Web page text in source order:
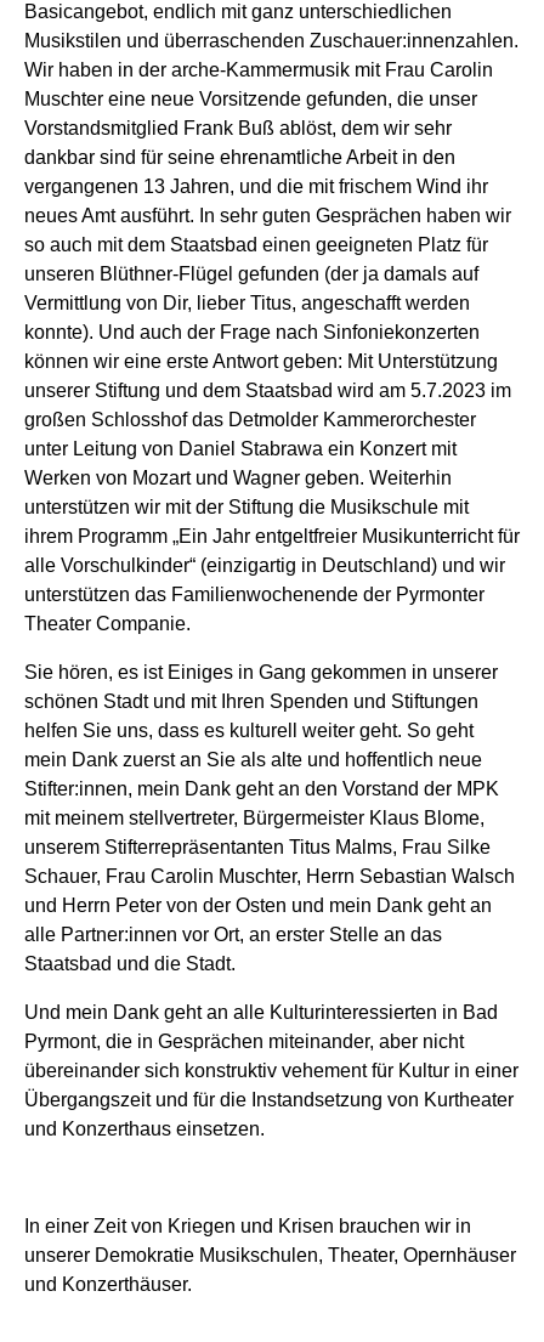
Basicangebot, endlich mit ganz unterschiedlichen
Musikstilen und überraschenden Zuschauer:innenzahlen.
Wir haben in der arche-Kammermusik mit Frau Carolin
Muschter eine neue Vorsitzende gefunden, die unser
Vorstandsmitglied Frank Buß ablöst, dem wir sehr
dankbar sind für seine ehrenamtliche Arbeit in den
vergangenen 13 Jahren, und die mit frischem Wind ihr
neues Amt ausführt. In sehr guten Gesprächen haben wir
so auch mit dem Staatsbad einen geeigneten Platz für
unseren Blüthner-Flügel gefunden (der ja damals auf
Vermittlung von Dir, lieber Titus, angeschafft werden
konnte). Und auch der Frage nach Sinfoniekonzerten
können wir eine erste Antwort geben: Mit Unterstützung
unserer Stiftung und dem Staatsbad wird am 5.7.2023 im
großen Schlosshof das Detmolder Kammerorchester
unter Leitung von Daniel Stabrawa ein Konzert mit
Werken von Mozart und Wagner geben. Weiterhin
unterstützen wir mit der Stiftung die Musikschule mit
ihrem Programm „Ein Jahr entgeltfreier Musikunterricht für
alle Vorschulkinder“ (einzigartig in Deutschland) und wir
unterstützen das Familienwochenende der Pyrmonter
Theater Companie.
Sie hören, es ist Einiges in Gang gekommen in unserer
schönen Stadt und mit Ihren Spenden und Stiftungen
helfen Sie uns, dass es kulturell weiter geht. So geht
mein Dank zuerst an Sie als alte und hoffentlich neue
Stifter:innen, mein Dank geht an den Vorstand der MPK
mit meinem stellvertreter, Bürgermeister Klaus Blome,
unserem Stifterrepräsentanten Titus Malms, Frau Silke
Schauer, Frau Carolin Muschter, Herrn Sebastian Walsch
und Herrn Peter von der Osten und mein Dank geht an
alle Partner:innen vor Ort, an erster Stelle an das
Staatsbad und die Stadt.
Und mein Dank geht an alle Kulturinteressierten in Bad
Pyrmont, die in Gesprächen miteinander, aber nicht
übereinander sich konstruktiv vehement für Kultur in einer
Übergangszeit und für die Instandsetzung von Kurtheater
und Konzerthaus einsetzen.
In einer Zeit von Kriegen und Krisen brauchen wir in
unserer Demokratie Musikschulen, Theater, Opernhäuser
und Konzerthäuser.